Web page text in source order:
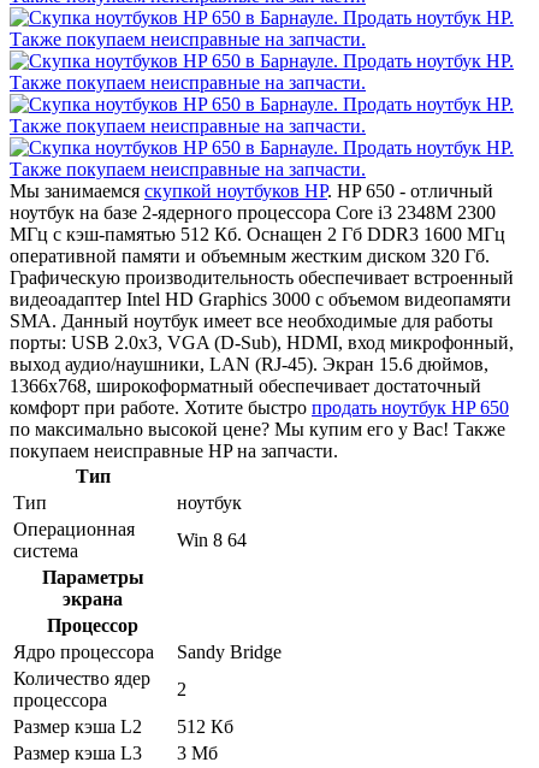
Мы занимаемся скупкой ноутбуков HP. HP 650 - отличный
ноутбук на базе 2-ядерного процессора Core i3 2348M 2300
МГц с кэш-памятью 512 Кб. Оснащен 2 Гб DDR3 1600 МГц
оперативной памяти и объемным жестким диском 320 Гб.
Графическую производительность обеспечивает встроенный
видеоадаптер Intel HD Graphics 3000 с объемом видеопамяти
SMA. Данный ноутбук имеет все необходимые для работы
порты: USB 2.0x3, VGA (D-Sub), HDMI, вход микрофонный,
выход аудио/наушники, LAN (RJ-45). Экран 15.6 дюймов,
1366x768, широкоформатный обеспечивает достаточный
комфорт при работе. Хотите быстро продать ноутбук HP 650
по максимально высокой цене? Мы купим его у Вас! Также
покупаем неисправные HP на запчасти.
Тип
Тип
ноутбук
Операционная
система
Win 8 64
Параметры
экрана
Процессор
Ядро процессора
Sandy Bridge
Количество ядер
процессора
2
Размер кэша L2
512 Кб
Размер кэша L3
3 Мб